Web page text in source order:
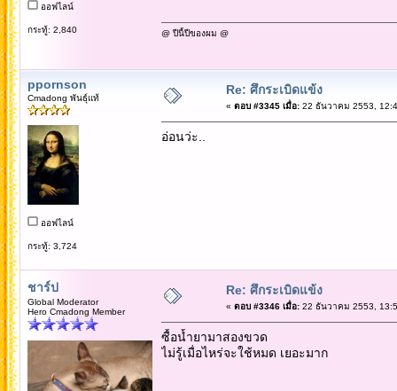
ออฟไลน์
กระทู้: 2,840 @ ปีนี้ปีของผม @
ppornson
Cmadong พันธุ์แท้
ออฟไลน์
กระทู้: 3,724
Re: ศึกระเบิดแข้ง
« ตอบ #3345 เมื่อ:22 ธันวาคม 2553,
อ่อนว่ะ..
ชาร์ป
Global Moderator
Hero Cmadong Member
Re: ศึกระเบิดแข้ง
« ตอบ #3346 เมื่อ:22 ธันวาคม 2553,
ซื้อน้ำยามาสองขวด
ไม่รู้เมื่อไหร่จะใช้หมด เยอะมาก